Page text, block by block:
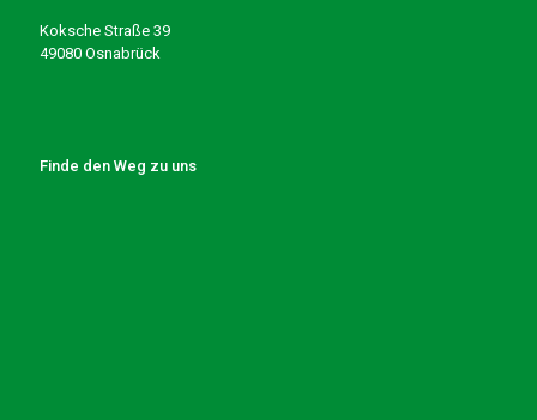
Koksche Straße 39
49080 Osnabrück
Finde den Weg zu uns